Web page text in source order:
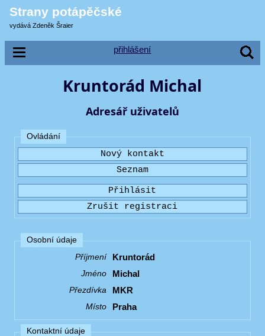
Strany potápěčské
vydává Zdeněk Šraier
přihlášení
Kruntorád Michal
Adresář uživatelů
Ovládání
Osobní údaje
Příjmení
Kruntorád
Jméno Michal
Přezdívka MKR
Místo Praha
Kontaktní údaje